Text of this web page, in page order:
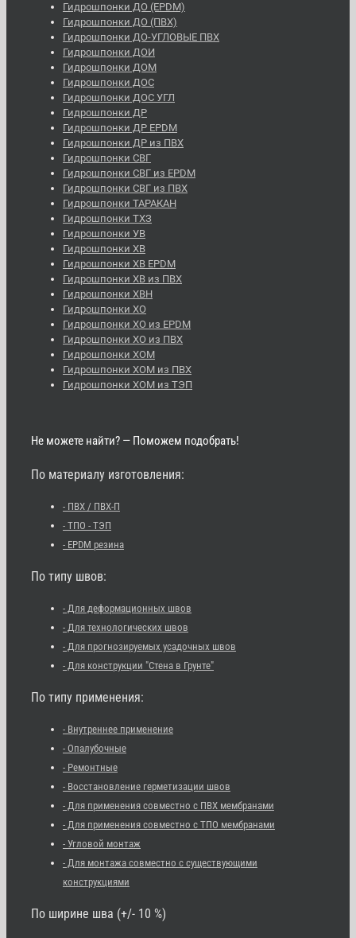
Гидрошпонки ДО (EPDM)
Гидрошпонки ДО (ПВХ)
Гидрошпонки ДО-УГЛОВЫЕ ПВХ
Гидрошпонки ДОИ
Гидрошпонки ДОМ
Гидрошпонки ДОС
Гидрошпонки ДОС УГЛ
Гидрошпонки ДР
Гидрошпонки ДР EPDM
Гидрошпонки ДР из ПВХ
Гидрошпонки СВГ
Гидрошпонки СВГ из EPDM
Гидрошпонки СВГ из ПВХ
Гидрошпонки ТАРАКАН
Гидрошпонки ТХЗ
Гидрошпонки УВ
Гидрошпонки ХВ
Гидрошпонки ХВ EPDM
Гидрошпонки ХВ из ПВХ
Гидрошпонки ХВН
Гидрошпонки ХО
Гидрошпонки ХО из EPDM
Гидрошпонки ХО из ПВХ
Гидрошпонки ХОМ
Гидрошпонки ХОМ из ПВХ
Гидрошпонки ХОМ из ТЭП
Не можете найти? — Поможем подобрать!
По материалу изготовления:
- ПВХ / ПВХ-П
- ТПО - ТЭП
- EPDM резина
По типу швов:
- Для деформационных швов
- Для технологических швов
- Для прогнозируемых усадочных швов
- Для конструкции "Стена в Грунте"
По типу применения:
- Внутреннее применение
- Опалубочные
- Ремонтные
- Восстановление герметизации швов
- Для применения совместно с ПВХ мембранами
- Для применения совместно с ТПО мембранами
- Угловой монтаж
- Для монтажа совместно с существующими
конструкциями
По ширине шва (+/- 10 %)